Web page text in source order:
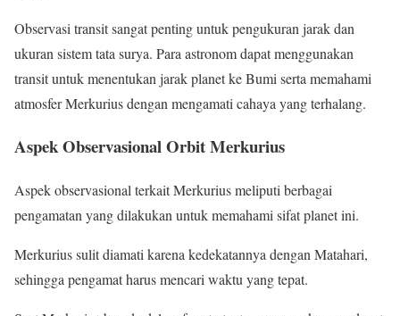
Observasi transit sangat penting untuk pengukuran jarak dan
ukuran sistem tata surya. Para astronom dapat menggunakan
transit untuk menentukan jarak planet ke Bumi serta memahami
atmosfer Merkurius dengan mengamati cahaya yang terhalang.
Aspek Observasional Orbit Merkurius
Aspek observasional terkait Merkurius meliputi berbagai
pengamatan yang dilakukan untuk memahami sifat planet ini.
Merkurius sulit diamati karena kedekatannya dengan Matahari,
sehingga pengamat harus mencari waktu yang tepat.